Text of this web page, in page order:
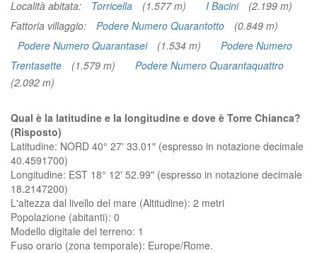
Località abitata:
Torricella (1.577 m) I Bacini
(2.199 m)
Fattoria villaggio:
Podere Numero Quarantotto
(0.849 m)
Podere Numero Quarantasei
(1.534 m)
Podere Numero
Trentasette
(1.579 m)
Podere Numero Quarantaquattro
(2.092 m)
Qual è la latitudine e la longitudine e dove è Torre Chianca?
(Risposto)
Latitudine: NORD 40° 27' 33.01" (espresso in notazione decimale
40.4591700)
Longitudine: EST 18° 12' 52.99" (espresso in notazione decimale
18.2147200)
L'altezza dal livello del mare (Altitudine): 2 metri
Popolazione (abitanti): 0
Modello digitale del terreno: 1
Fuso orario (zona temporale): Europe/Rome.